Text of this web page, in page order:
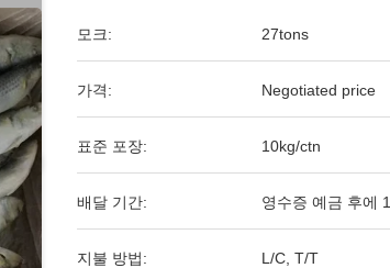
모크: 27tons
가격: Negotiated price
표준 포장: 10kg/ctn
배달 기간: 영수증 예금 후에
지불 방법: L/C, T/T